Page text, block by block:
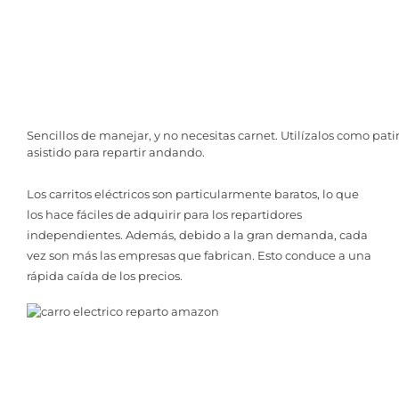
Sencillos de manejar, y no necesitas carnet. Utilízalos como
asistido para repartir andando.
Los carritos eléctricos son particularmente baratos, lo que
los hace fáciles de adquirir para los repartidores
independientes. Además, debido a la gran demanda, cada
vez son más las empresas que fabrican. Esto conduce a una
rápida caída de los precios.